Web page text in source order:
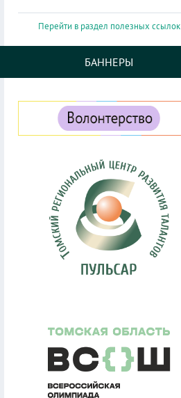
Перейти в раздел полезных ссылок
БАННЕРЫ